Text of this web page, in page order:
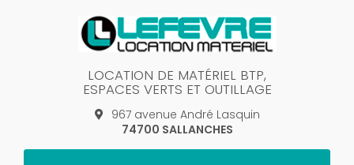
LOCATION DE MATÉRIEL BTP,
ESPACES VERTS ET OUTILLAGE
967 avenue André Lasquin
74700 SALLANCHES